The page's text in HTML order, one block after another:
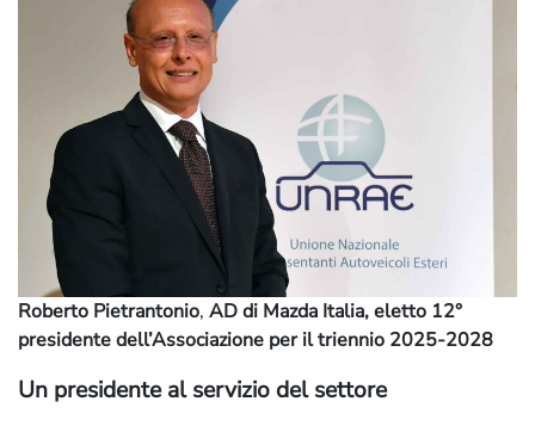
Roberto Pietrantonio, AD di Mazda Italia, eletto 12°
presidente dell’Associazione per il triennio 2025-2028
Un presidente al servizio del settore